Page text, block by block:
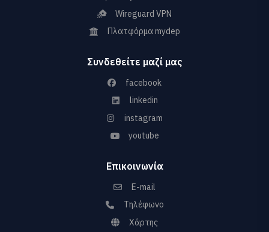
Wireguard VPN
Πλατφόρμα mydep
Συνδεθείτε μαζί μας
facebook
linkedin
instagram
youtube
Επικοινωνία
E-mail
Τηλέφωνο
Χάρτης